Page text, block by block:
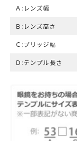
Ａ:レンズ幅
Ｂ:レンズ高さ
Ｃ:ブリッジ幅
Ｄ:テンプル長さ